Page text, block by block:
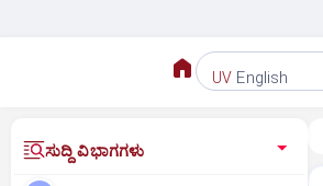
UV English
ಸುದ್ದಿ ವಿಭಾಗಗಳು